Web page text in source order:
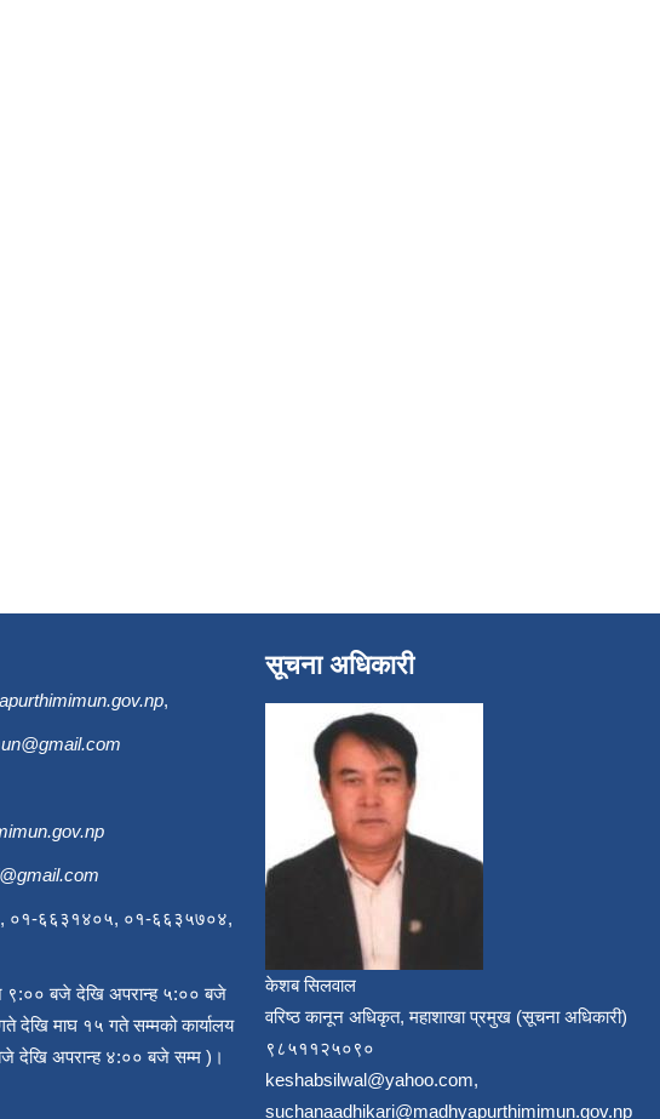
,
०१-६६३१४०५, ०१-६६३५७०४,
९:०० बजे देखि अपरान्ह ५:०० बजे
देखि माघ १५ गते सम्मको कार्यालय
देखि अपरान्ह ४:०० बजे सम्म )।
सूचना अधिकारी
केशब सिलवाल
वरिष्ठ कानून अधिकृत, महाशाखा प्रमुख (सूचना अधिकारी)
९८५११२५०९०
keshabsilwal@yahoo.com,
suchanaadhikari@madhyapurthimimun.gov.np